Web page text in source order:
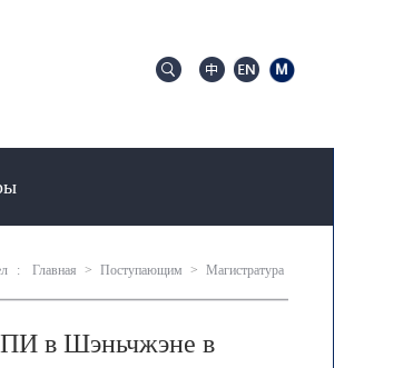
: Главная > Поступающим > Магистратура
в Шэньчжэне в